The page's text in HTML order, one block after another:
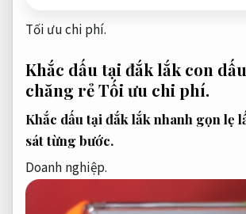
Tối ưu chi phí.
Khắc dấu tại đắk lắk con
chăng rẻTối ưu chi phí.
Khắc dấu tại đắk lắk nhanh gọn lẹ
sát từng bước.
Doanh nghiệp.